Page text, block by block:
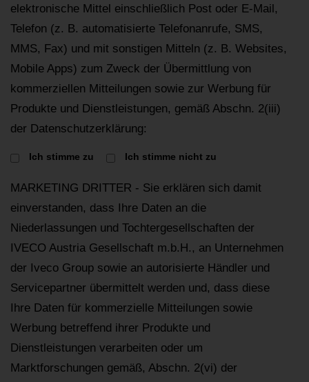
elektronische Mittel einschließlich Post oder E-Mail,
Telefon (z. B. automatisierte Telefonanrufe, SMS,
MMS, Fax) und mit sonstigen Mitteln (z. B. Websites,
Mobile Apps) zum Zweck der Übermittlung von
kommerziellen Mitteilungen sowie zur Werbung für
Produkte und Dienstleistungen, gemäß Abschn. 2(iii)
der Datenschutzerklärung:
Ich stimme zu Ich stimme nicht zu
MARKETING DRITTER - Sie erklären sich damit
einverstanden, dass Ihre Daten an die
Niederlassungen und Tochtergesellschaften der
IVECO Austria Gesellschaft m.b.H., an Unternehmen
der Iveco Group sowie an autorisierte Händler und
Servicepartner übermittelt werden und, dass diese
Ihre Daten für kommerzielle Mitteilungen sowie
Werbung betreffend ihrer Produkte und
Dienstleistungen verarbeiten oder um
Marktforschungen gemäß, Abschn. 2(vi) der